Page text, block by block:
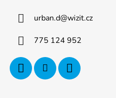
urban.d@wizit.cz
775 124 952